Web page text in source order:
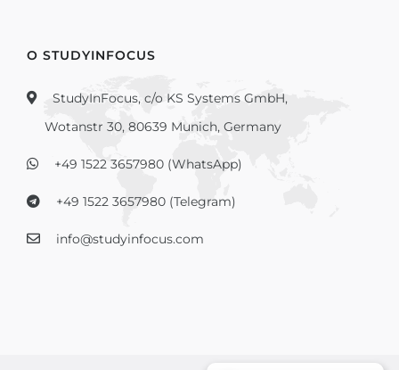
О STUDYINFOCUS
StudyInFocus, c/o KS Systems GmbH,
Wotanstr 30, 80639 Munich, Germany
+49 1522 3657980 (WhatsApp)
+49 1522 3657980 (Telegram)
info@studyinfocus.com